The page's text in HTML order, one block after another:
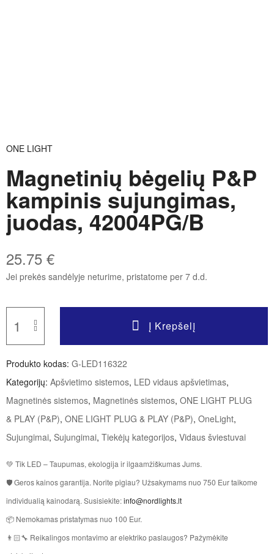
ONE LIGHT
Magnetinių bėgelių P&P
kampinis sujungimas,
juodas, 42004PG/B
25.75 €
Jei prekės sandėlyje neturime, pristatome per 7 d.d.
Į Krepšelį
Produkto kodas: G-LED116322
Kategorijų: Apšvietimo sistemos, LED vidaus apšvietimas,
Magnetinės sistemos, Magnetinės sistemos, ONE LIGHT PLUG
& PLAY (P&P), ONE LIGHT PLUG & PLAY (P&P), OneLight,
Sujungimai, Sujungimai, Tiekėjų kategorijos, Vidaus šviestuvai
💚 Tik LED – Taupumas, ekologija ir ilgaamžiškumas Jums.
🛡 Geros kainos garantija. Norite pigiau? Užsakymams nuo 750 Eur taikome
individualią kainodarą. Susisiekite:info@nordlights.lt
📦 Nemokamas pristatymas nuo 100 Eur.
👨🏻‍🔧 Reikalingos montavimo ar elektriko paslaugos? Pažymėkite